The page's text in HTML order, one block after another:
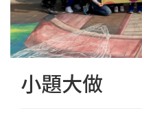
小題大做